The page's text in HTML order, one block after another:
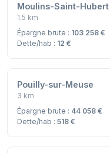
Moulins-Saint-Hubert
1.5 km
Épargne brute : 103 258 €
Dette/hab : 12 €
Pouilly-sur-Meuse
3 km
Épargne brute : 44 058 €
Dette/hab : 518 €